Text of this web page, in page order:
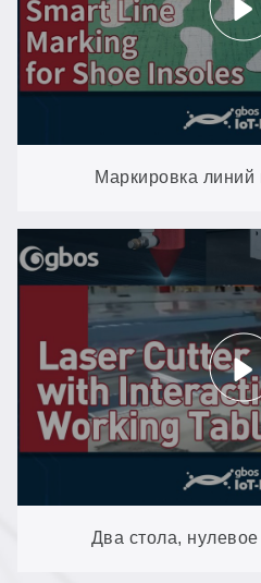
Маркировка линий
использования
система AI
обнаруживает
Два стола,